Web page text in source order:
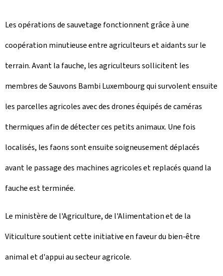
Les opérations de sauvetage fonctionnent grâce à une
coopération minutieuse entre agriculteurs et aidants sur le
terrain. Avant la fauche, les agriculteurs sollicitent les
membres de Sauvons Bambi Luxembourg qui survolent ensuite
les parcelles agricoles avec des drones équipés de caméras
thermiques afin de détecter ces petits animaux. Une fois
localisés, les faons sont ensuite soigneusement déplacés
avant le passage des machines agricoles et replacés quand la
fauche est terminée.
Le ministère de l'Agriculture, de l'Alimentation et de la
Viticulture soutient cette initiative en faveur du bien-être
animal et d'appui au secteur agricole.